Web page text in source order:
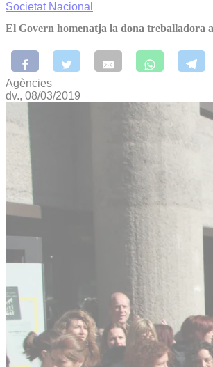
Societat Nacional
El Govern homenatja la dona treballadora
Agències
dv., 08/03/2019